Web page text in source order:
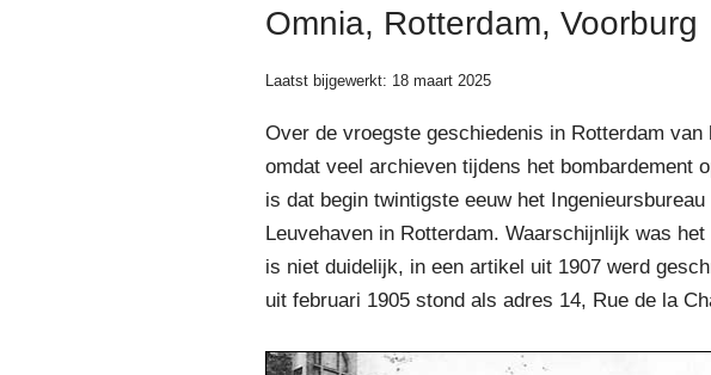
Omnia, Rotterdam, Voorburg
Laatst bijgewerkt: 18 maart 2025
Over de vroegste geschiedenis in Rotterdam
omdat veel archieven tijdens het bombardement
is dat begin twintigste eeuw het
Leuvehaven in Rotterdam. Waarschijnlijk was
is niet duidelijk, in een artikel uit 1907 werd
uit februari 1905 stond als adres 14, Rue de la